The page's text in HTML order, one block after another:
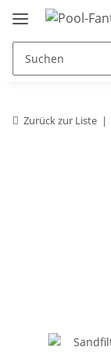
Zurück zur Liste